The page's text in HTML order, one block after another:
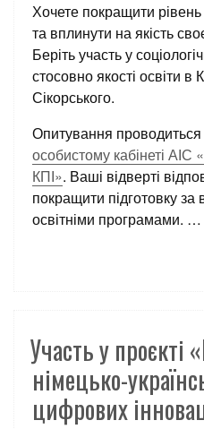
Хочете покращити рівень
та вплинути на якість
Беріть участь у
стосовно якості освіти в
Сікорського.
Опитування проводиться
особистому кабінеті
КПІ». Ваші відверті
покращити підготовку за
освітніми програмами. …
Участь у проєкті
німецько-
цифрових